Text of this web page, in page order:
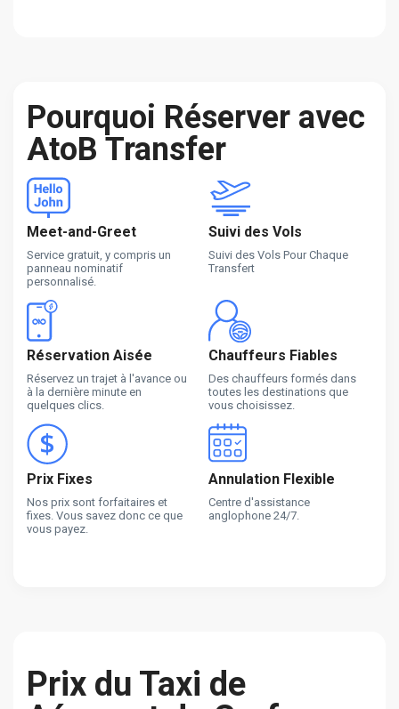
Pourquoi Réserver avec
AtoB Transfer
Meet-and-Greet
Service gratuit, y compris un
panneau nominatif
personnalisé.
Suivi des Vols
Suivi des Vols Pour Chaque
Transfert
Réservation Aisée
Réservez un trajet à l'avance ou
à la dernière minute en
quelques clics.
Chauffeurs Fiables
Des chauffeurs formés dans
toutes les destinations que
vous choisissez.
Prix Fixes
Nos prix sont forfaitaires et
fixes. Vous savez donc ce que
vous payez.
Annulation Flexible
Centre d'assistance
anglophone 24/7.
Prix du Taxi de